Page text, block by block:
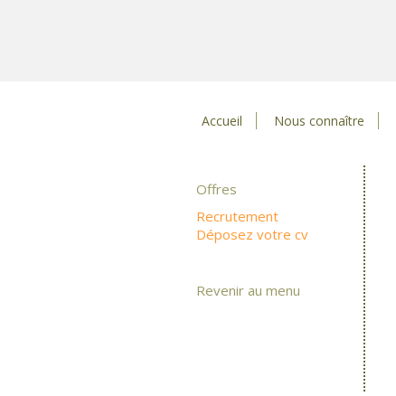
Accueil Nous connaître
Offres
Recrutement
Déposez votre cv
Revenir au menu